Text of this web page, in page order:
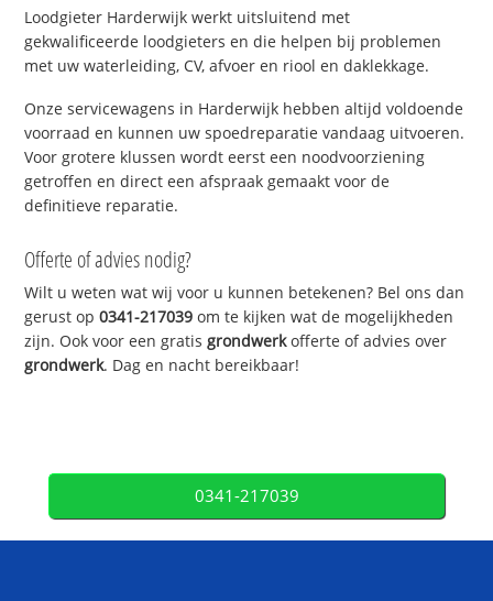
Loodgieter Harderwijk werkt uitsluitend met
gekwalificeerde loodgieters en die helpen bij problemen
met uw waterleiding, CV, afvoer en riool en daklekkage.
Onze servicewagens in Harderwijk hebben altijd voldoende
voorraad en kunnen uw spoedreparatie vandaag uitvoeren.
Voor grotere klussen wordt eerst een noodvoorziening
getroffen en direct een afspraak gemaakt voor de
definitieve reparatie.
Offerte of advies nodig?
Wilt u weten wat wij voor u kunnen betekenen? Bel ons dan
gerust op0341-217039 om te kijken wat de mogelijkheden
zijn. Ook voor een gratisgrondwerkofferte of advies over
grondwerk. Dag en nacht bereikbaar!
0341-217039